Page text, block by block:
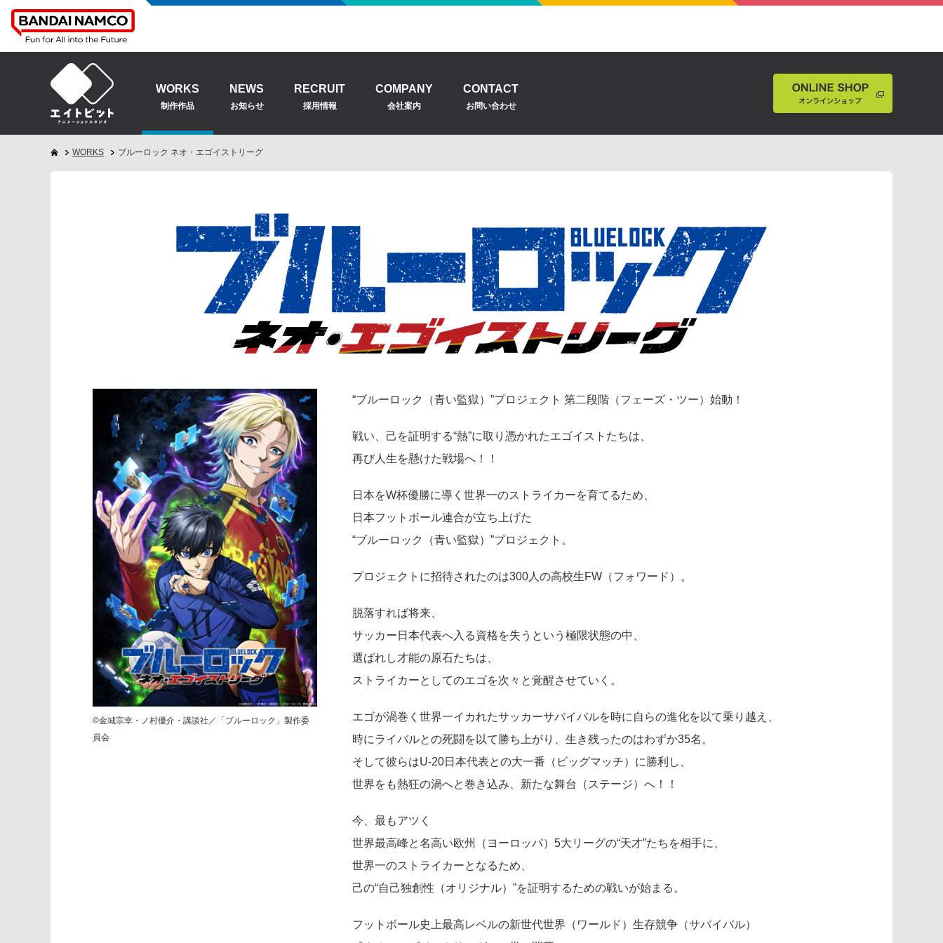
WORKS
制作作品
NEWS
お知らせ
RECRUIT
採用情報
COMPANY
会社案内
CONTACT
お問い合わせ
WORKS ブルーロック ネオ・エゴイストリーグ
©金城宗幸・ノ村優介・講談社／「ブルーロック」製作委
員会
“ブルーロック（青い監獄）”プロジェクト 第二段階（フェーズ・ツー）始動！
戦い、己を証明する“熱”に取り憑かれたエゴイストたちは、
再び人生を懸けた戦場へ！！
日本をW杯優勝に導く世界一のストライカーを育てるため、
日本フットボール連合が立ち上げた
“ブルーロック（青い監獄）”プロジェクト。
プロジェクトに招待されたのは300人の高校生FW（フォワード）。
脱落すれば将来、
サッカー日本代表へ入る資格を失うという極限状態の中、
選ばれし才能の原石たちは、
ストライカーとしてのエゴを次々と覚醒させていく。
エゴが渦巻く世界一イカれたサッカーサバイバルを時に自らの進化を以て乗り越え、
時にライバルとの死闘を以て勝ち上がり、生き残ったのはわずか35名。
そして彼らはU-20日本代表との大一番（ビッグマッチ）に勝利し、
世界をも熱狂の渦へと巻き込み、新たな舞台（ステージ）へ！！
今、最もアツく
世界最高峰と名高い欧州（ヨーロッパ）5大リーグの“天才”たちを相手に、
世界一のストライカーとなるため、
己の“自己独創性（オリジナル）”を証明するための戦いが始まる。
フットボール史上最高レベルの新世代世界（ワールド）生存競争（サバイバル）